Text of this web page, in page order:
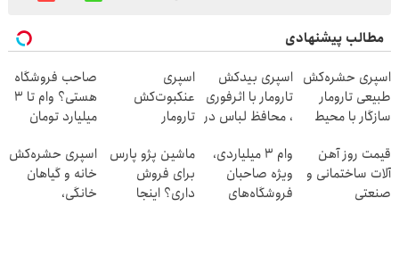
مطالب پیشنهادی
اسپری حشره‌کش
طبیعی تارومار
سازگار با محیط
محافظت طبیعی
اسپری بیدکش
تارومار با اثرفوری
، محافظ لباس در
اسپری
عنکبوت‌‌کش
تارومار
عنکبوت
صاحب فروشگاه
هستی؟ وام تا ۳
میلیارد تومان
قیمت روز آهن
آلات ساختمانی و
صنعتی
وام ۳ میلیاردی،
ویژه صاحبان
فروشگاه‌های
ماشین پژو پارس
برای فروش
داری؟ اینجا
اسپری حشره‌کش
خانه و گیاهان
خانگی،